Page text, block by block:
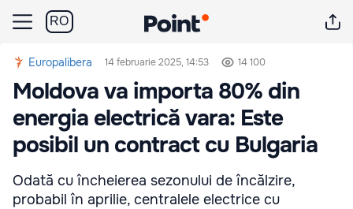
RO
Europalibera 14 februarie 2025, 14:53 14 100
Moldova va importa 80% din
energia electrică vara: Este
posibil un contract cu Bulgaria
Odată cu încheierea sezonului de încălzire,
probabil în aprilie, centralele electrice cu